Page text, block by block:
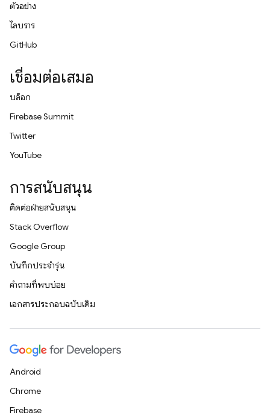
ตัวอย่าง
ไลบรารี
GitHub
เชื่อมต่อเสมอ
บล็อก
Firebase Summit
Twitter
YouTube
การสนับสนุน
ติดต่อฝ่ายสนับสนุน
Stack Overflow
Google Group
บันทึกประจำรุ่น
คำถามที่พบบ่อย
เอกสารประกอบฉบับเดิม
Android
Chrome
Firebase